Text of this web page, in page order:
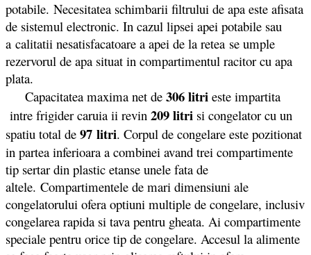
potabile. Necesitatea schimbarii filtrului de apa este afisata
de sistemul electronic. In cazul lipsei apei potabile sau
a calitatii nesatisfacatoare a apei de la retea se umple
rezervorul de apa situat in compartimentul racitor cu apa
plata.
Capacitatea maxima net de 306 litri este impartita
intre frigider caruia ii revin 209 litri si congelator cu un
spatiu total de 97 litri. Corpul de congelare este pozitionat
in partea inferioara a combinei avand trei compartimente
tip sertar din plastic etanse unele fata de
altele. Compartimentele de mari dimensiuni ale
congelatorului ofera optiuni multiple de congelare, inclusiv
congelarea rapida si tava pentru gheata. Ai compartimente
speciale pentru orice tip de congelare. Accesul la alimente